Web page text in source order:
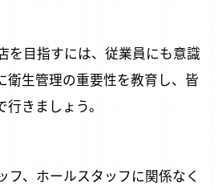
を目指すには、従業員にも意識
衛生管理の重要性を教育し、皆
きましょう。
フ、ホールスタッフに関係なく